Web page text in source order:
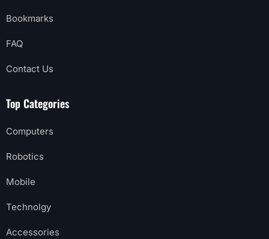
Bookmarks
FAQ
Contact Us
Top Categories
Computers
Robotics
Mobile
Technolgy
Accessories